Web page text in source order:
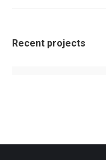
Recent projects